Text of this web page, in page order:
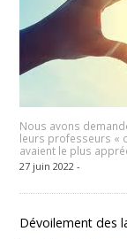
Nous avons
leurs professeurs «
avaient le plus
27 juin 2022 -
Dévoilement des